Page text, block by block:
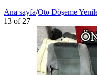
Ana sayfa/Oto Döşeme
13 of 27